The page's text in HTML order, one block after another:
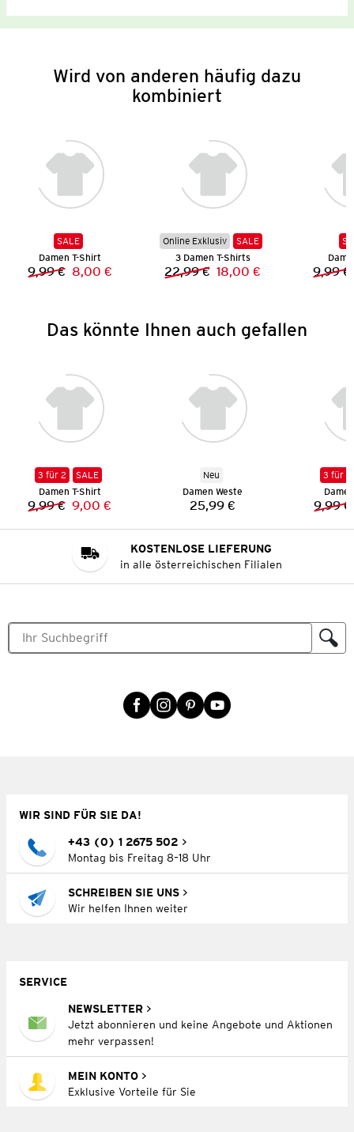
Wird von anderen häufig dazu
kombiniert
SALE
Damen T-Shirt
Vorheriger Preis:
9,99 € Neuer Preis:
8,00 €
Online Exklusiv
SALE
3 Damen T-Shirts
Vorheriger Preis:
22,99 € Neuer Preis:
18,00 € 9,99 €
Das könnte Ihnen auch gefallen
3 für 2
SALE
Damen T-Shirt
Vorheriger Preis:
9,99 € Neuer Preis:
9,00 €
Neu
Damen Weste
Preis:
25,99 €
3 für 2
9,99 €
KOSTENLOSE LIEFERUNG
in alle österreichischen Filialen
WIR SIND FÜR SIE DA!
+43 (0) 1 2675 502
Montag bis Freitag 8–18 Uhr
SCHREIBEN SIE UNS
Wir helfen Ihnen weiter
SERVICE
NEWSLETTER
Jetzt abonnieren und keine Angebote und Aktionen
mehr verpassen!
MEIN KONTO
Exklusive Vorteile für Sie